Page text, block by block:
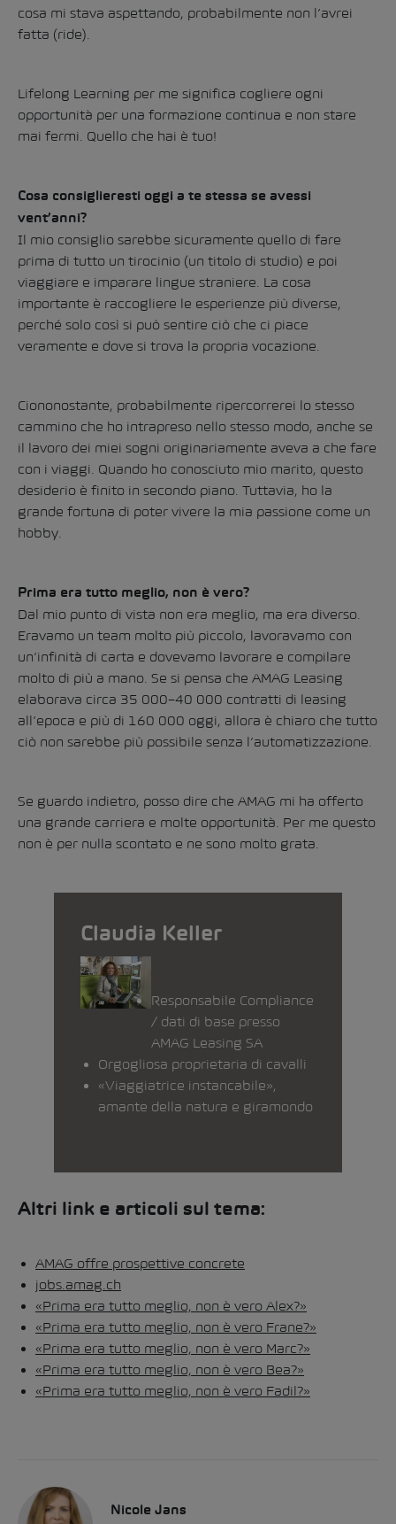
cosa mi stava aspettando, probabilmente non l’avrei
fatta (ride).
Lifelong Learning per me significa cogliere ogni
opportunità per una formazione continua e non stare
mai fermi. Quello che hai è tuo!
Cosa consiglieresti oggi a te stessa se avessi
vent’anni?
Il mio consiglio sarebbe sicuramente quello di fare
prima di tutto un tirocinio (un titolo di studio) e poi
viaggiare e imparare lingue straniere. La cosa
importante è raccogliere le esperienze più diverse,
perché solo così si può sentire ciò che ci piace
veramente e dove si trova la propria vocazione.
Ciononostante, probabilmente ripercorrerei lo stesso
cammino che ho intrapreso nello stesso modo, anche se
il lavoro dei miei sogni originariamente aveva a che fare
con i viaggi. Quando ho conosciuto mio marito, questo
desiderio è finito in secondo piano. Tuttavia, ho la
grande fortuna di poter vivere la mia passione come un
hobby.
Prima era tutto meglio, non è vero?
Dal mio punto di vista non era meglio, ma era diverso.
Eravamo un team molto più piccolo, lavoravamo con
un’infinità di carta e dovevamo lavorare e compilare
molto di più a mano. Se si pensa che AMAG Leasing
elaborava circa 35 000–40 000 contratti di leasing
all’epoca e più di 160 000 oggi, allora è chiaro che tutto
ciò non sarebbe più possibile senza l’automatizzazione.
Se guardo indietro, posso dire che AMAG mi ha offerto
una grande carriera e molte opportunità. Per me questo
non è per nulla scontato e ne sono molto grata.
Claudia Keller
Responsabile Compliance
/ dati di base presso
AMAG Leasing SA
Orgogliosa proprietaria di cavalli
«Viaggiatrice instancabile»,
amante della natura e giramondo
Altri link e articoli sul tema:
AMAG offre prospettive concrete
jobs.amag.ch
«Prima era tutto meglio, non è vero Alex?»
«Prima era tutto meglio, non è vero Frane?»
«Prima era tutto meglio, non è vero Marc?»
«Prima era tutto meglio, non è vero Bea?»
«Prima era tutto meglio, non è vero Fadil?»
Nicole Jans